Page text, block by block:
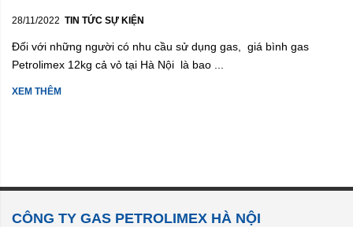
28/11/2022 TIN TỨC SỰ KIỆN
Đối với những người có nhu cầu sử dụng gas, giá bình gas
Petrolimex 12kg cả vỏ tại Hà Nội là bao ...
XEM THÊM
CÔNG TY GAS PETROLIMEX HÀ NỘI